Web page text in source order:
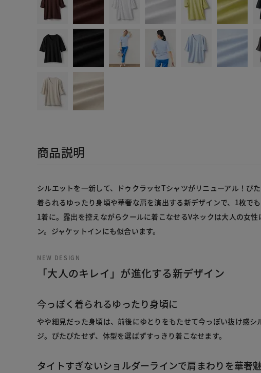
商品説明
シルエットを一新して、ドゥクラッセTシャツがリニューアル！ぴ
着られるゆったり身頃や華奢な肩を演出する新デザインで、1枚で
1着に。露出を控えながらクールに着こなせるVネックは大人の女性
ン。ジャケットインにも似合います。
NEW DESIGN
「大人のキレイ」が進化する新デザイン
今っぽく着られるゆったり身頃に
やや細見だった身頃は、前後にゆとりをもたせて今っぽい抜け感シ
ジ。ぴたぴたせず、体型を選ばずすっきり着こなせます。
タイトすぎないショルダーラインで肩まわりを華奢